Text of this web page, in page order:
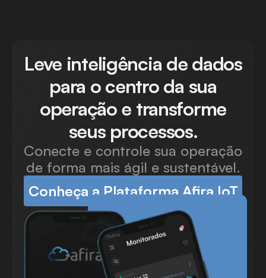
Leve inteligência de dados
para o centro da sua
operação e transforme
seus processos.
Conecte e controle sua operação
de forma mais ágil e sustentável.
Conheça a Plataforma Afira IoT